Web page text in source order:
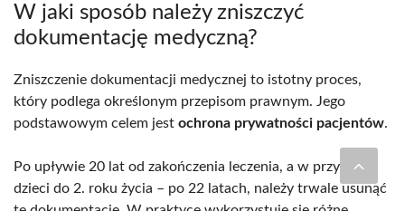
W jaki sposób należy zniszczyć
dokumentację medyczną?
Zniszczenie dokumentacji medycznej to istotny proces,
który podlega określonym przepisom prawnym. Jego
podstawowym celem jest ochrona prywatności pacjentów.
Po upływie 20 lat od zakończenia leczenia, a w przypadku
dzieci do 2. roku życia – po 22 latach, należy trwale usunąć